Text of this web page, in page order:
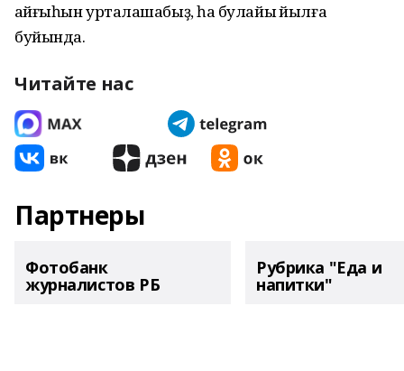
ҡайғыһын уртаҡлашабыҙ, һаҡ булайыҡ йылға
буйында.
Читайте нас
Партнеры
Фотобанк
журналистов РБ
Рубрика "Еда и
напитки"